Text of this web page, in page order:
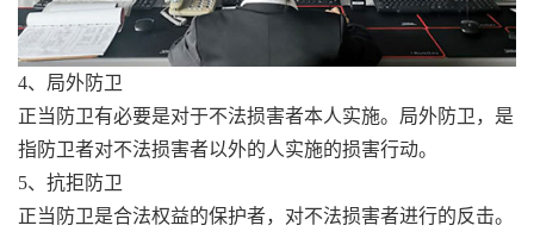
4、局外防卫
正当防卫有必要是对于不法损害者本人实施。局外防卫，是
指防卫者对不法损害者以外的人实施的损害行动。
5、抗拒防卫
正当防卫是合法权益的保护者，对不法损害者进行的反击。